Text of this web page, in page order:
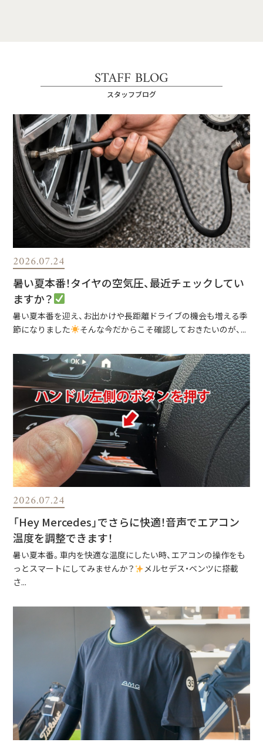
STAFF BLOG
スタッフブログ
2026.07.24
暑い夏本番！タイヤの空気圧、最近チェックしてい
ますか？
暑い夏本番を迎え、お出かけや長距離ドライブの機会も増える季
節になりました
そんな今だからこそ確認しておきたいのが、...
2026.07.24
「Hey Mercedes」でさらに快適！音声でエアコン
温度を調整できます！
暑い夏本番。車内を快適な温度にしたい時、エアコンの操作をも
っとスマートにしてみませんか？
メルセデス・ベンツに搭載
さ...